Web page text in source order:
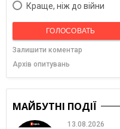
Краще, ніж до війни
ГОЛОСОВАТЬ
Залишити коментар
Архів опитувань
МАЙБУТНІ ПОДІЇ
13.08.2026